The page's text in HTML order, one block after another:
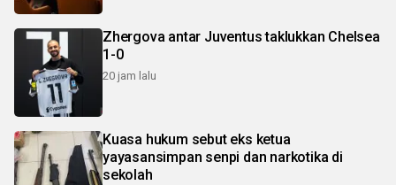
Zhergova antar Juventus taklukkan Chelsea
1-0
20 jam lalu
Kuasa hukum sebut eks ketua
yayasansimpan senpi dan narkotika di
sekolah